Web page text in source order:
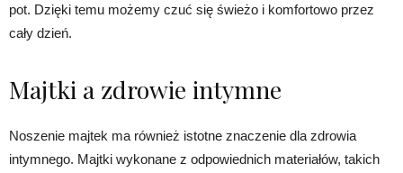
pot. Dzięki temu możemy czuć się świeżo i komfortowo przez
cały dzień.
Majtki a zdrowie intymne
Noszenie majtek ma również istotne znaczenie dla zdrowia
intymnego. Majtki wykonane z odpowiednich materiałów, takich